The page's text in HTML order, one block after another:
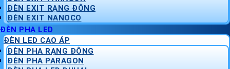
ĐÈN EXIT RẠNG ĐÔNG
ĐÈN EXIT NANOCO
ĐÈN PHA LED
ĐÈN LED CAO ÁP
ĐÈN PHA RẠNG ĐÔNG
ĐÈN PHA PARAGON